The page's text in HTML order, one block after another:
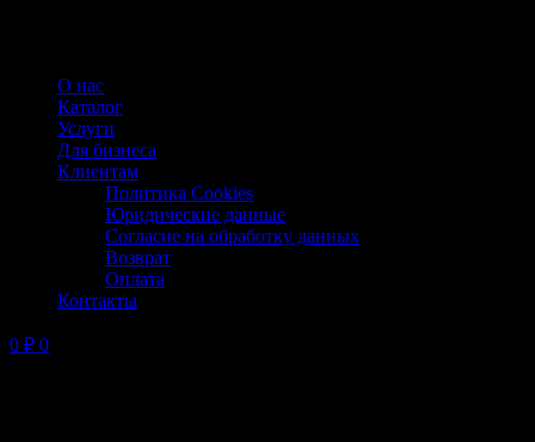
О нас
Каталог
Услуги
Для бизнеса
Клиентам
Политика Cookies
Юридические данные
Согласие на обработку данных
Возврат
Оплата
Контакты
0 ₽ 0